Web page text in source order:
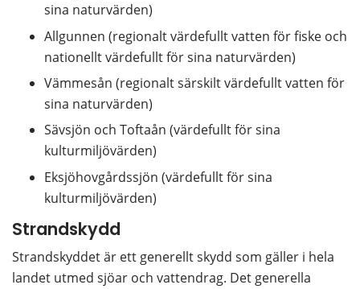
sina naturvärden)
Allgunnen (regionalt värdefullt vatten för fiske och
nationellt värdefullt för sina naturvärden)
Vämmesån (regionalt särskilt värdefullt vatten för
sina naturvärden)
Sävsjön och Toftaån (värdefullt för sina
kulturmiljövärden)
Eksjöhovgårdssjön (värdefullt för sina
kulturmiljövärden)
Strandskydd
Strandskyddet är ett generellt skydd som gäller i hela
landet utmed sjöar och vattendrag. Det generella